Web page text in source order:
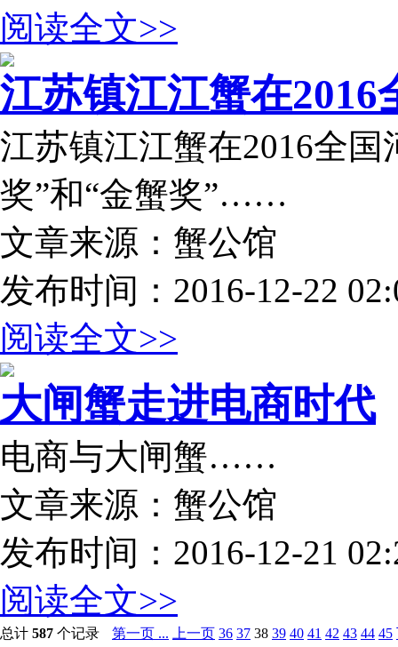
阅读全文>>
江苏镇江江蟹在2016
江苏镇江江蟹在2016全
奖”和“金蟹奖”……
文章来源：蟹公馆
发布时间：2016-12-22
阅读全文>>
大闸蟹走进电商时代
电商与大闸蟹……
文章来源：蟹公馆
发布时间：2016-12-21
阅读全文>>
总计 587 个记录 第一页 ... 上一页 36 37 38 39 40 41 42 43 44 45